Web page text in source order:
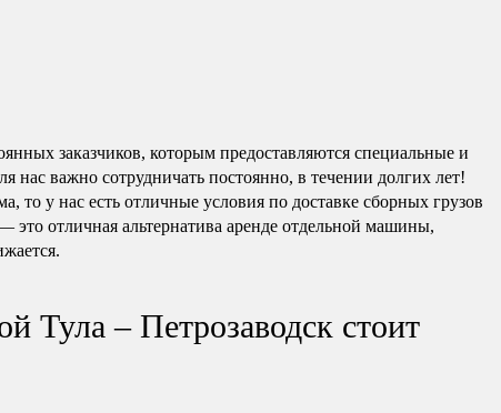
заказчиков, которым предоставляются специальные и
нас важно сотрудничать постоянно, в течении долгих лет!
то у нас есть отличные условия по доставке сборных грузов
отличная альтернатива аренде отдельной машины,
Тула – Петрозаводск стоит